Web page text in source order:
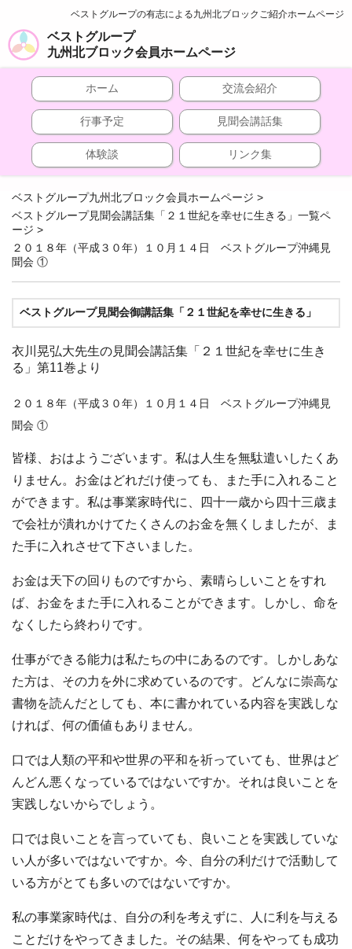
ベストグループの有志による九州北ブロックご紹介ホームページ
ベストグループ
九州北ブロック会員ホームページ
ホーム 交流会紹介
行事予定 見聞会講話集
体験談 リンク集
ベストグループ九州北ブロック会員ホームページ >
ベストグループ見聞会講話集「２１世紀を幸せに生きる」一覧ペ
ージ >
２０１８年（平成３０年）１０月１４日 ベストグループ沖縄見
聞会 ①
ベストグループ見聞会御講話集「２１世紀を幸せに生きる」
衣川晃弘大先生の見聞会講話集「２１世紀を幸せに生き
る」第11巻より
２０１８年（平成３０年）１０月１４日 ベストグループ沖縄見
聞会 ①
皆様、おはようございます。私は人生を無駄遣いしたくあ
りません。お金はどれだけ使っても、また手に入れること
ができます。私は事業家時代に、四十一歳から四十三歳ま
で会社が潰れかけてたくさんのお金を無くしましたが、ま
た手に入れさせて下さいました。
お金は天下の回りものですから、素晴らしいことをすれ
ば、お金をまた手に入れることができます。しかし、命を
なくしたら終わりです。
仕事ができる能力は私たちの中にあるのです。しかしあな
た方は、その力を外に求めているのです。どんなに崇高な
書物を読んだとしても、本に書かれている内容を実践しな
ければ、何の価値もありません。
口では人類の平和や世界の平和を祈っていても、世界はど
んどん悪くなっているではないですか。それは良いことを
実践しないからでしょう。
口では良いことを言っていても、良いことを実践していな
い人が多いではないですか。今、自分の利だけで活動して
いる方がとても多いのではないですか。
私の事業家時代は、自分の利を考えずに、人に利を与える
ことだけをやってきました。その結果、何をやっても成功